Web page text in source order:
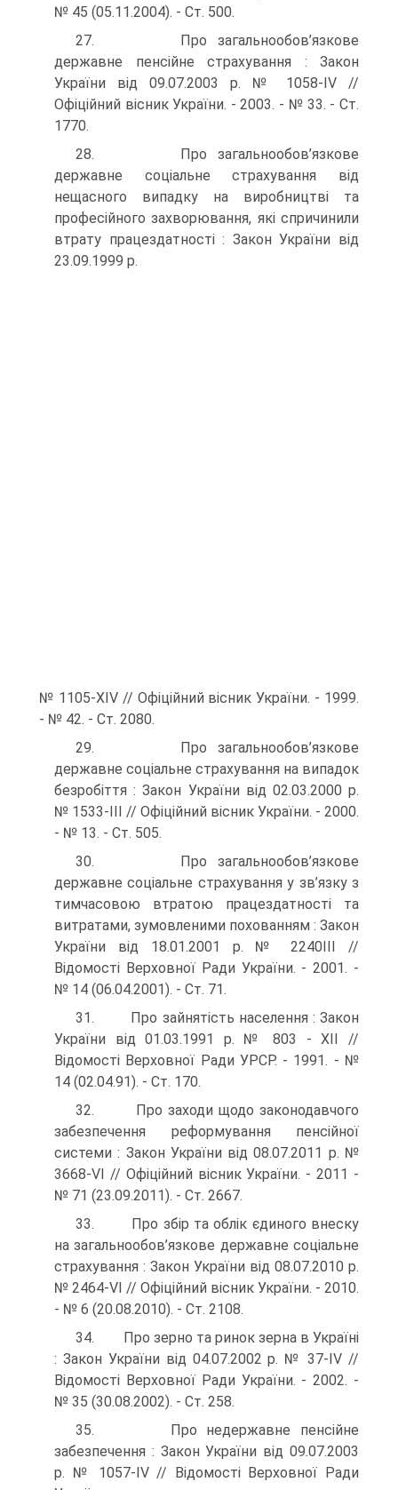
№ 45 (05.11.2004). - Ст. 500.
27. Про загальнообов’язкове
державне пенсійне страхування : Закон
України від 09.07.2003 р. № 1058-IV //
Офіційний вісник України. - 2003. - № 33. - Ст.
1770.
28. Про загальнообов’язкове
державне соціальне страхування від
нещасного випадку на виробництві та
професійного захво­рювання, які спричинили
втрату працездатності : Закон України від
23.09.1999 р.
№ 1105-XIV // Офіційний вісник України. - 1999.
- № 42. - Ст. 2080.
29. Про загальнообов’язкове
державне соціальне страхування на випадок
безробіття : Закон України від 02.03.2000 р.
№ 1533-III // Офіційний вісник України. - 2000.
- № 13. - Ст. 505.
30. Про загальнообов’язкове
державне соціальне страхування у зв’язку з
тимчасовою втратою працездатності та
витратами, зумовленими похованням : Закон
України від 18.01.2001 р. № 2240­III //
Відомості Верховної Ради України. - 2001. -
№ 14 (06.04.2001). - Ст. 71.
31. Про зайнятість населення : Закон
України від 01.03.1991 р. № 803 - ХІІ //
Відомості Верховної Ради УРСР. - 1991. - №
14 (02.04.91). - Ст. 170.
32. Про заходи щодо законодавчого
забезпечення реформу­вання пенсійної
системи : Закон України від 08.07.2011 р. №
3668-VI // Офіційний вісник України. - 2011 -
№ 71 (23.09.2011). - Ст. 2667.
33. Про збір та облік єдиного внеску
на загальнообов’язкове державне соціальне
страхування : Закон України від 08.07.2010 р.
№ 2464-VI // Офіційний вісник України. - 2010.
- № 6 (20.08.2010). - Ст. 2108.
34. Про зерно та ринок зерна в Україні
: Закон України від 04.07.2002 р. № 37-IV //
Відомості Верховної Ради України. - 2002. -
№ 35 (30.08.2002). - Ст. 258.
35. Про недержавне пенсійне
забезпечення : Закон України від 09.07.2003
р. № 1057-IV // Відомості Верховної Ради